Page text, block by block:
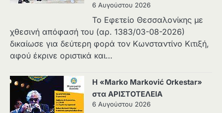
6 Αυγούστου 2026
Το Εφετείο Θεσσαλονίκης με
χθεσινή απόφασή του (αρ. 1383/03-08-2026)
δικαίωσε για δεύτερη φορά τον Κωνσταντίνο Κιτιξή,
αφού έκρινε οριστικά και…
Η «Marko Marković Orkestar»
στα ΑΡΙΣΤΟΤΕΛΕΙΑ
6 Αυγούστου 2026